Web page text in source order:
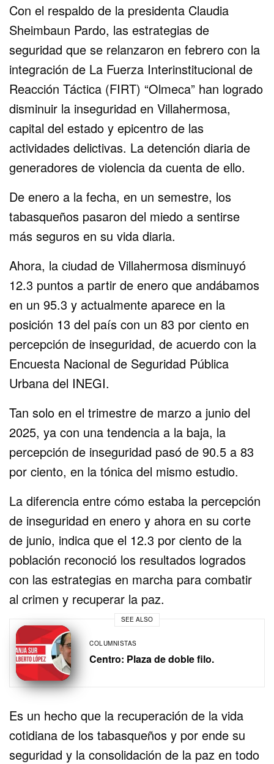
Con el respaldo de la presidenta Claudia
Sheimbaun Pardo, las estrategias de
seguridad que se relanzaron en febrero con la
integración de La Fuerza Interinstitucional de
Reacción Táctica (FIRT) “Olmeca” han logrado
disminuir la inseguridad en Villahermosa,
capital del estado y epicentro de las
actividades delictivas. La detención diaria de
generadores de violencia da cuenta de ello.
De enero a la fecha, en un semestre, los
tabasqueños pasaron del miedo a sentirse
más seguros en su vida diaria.
Ahora, la ciudad de Villahermosa disminuyó
12.3 puntos a partir de enero que andábamos
en un 95.3 y actualmente aparece en la
posición 13 del país con un 83 por ciento en
percepción de inseguridad, de acuerdo con la
Encuesta Nacional de Seguridad Pública
Urbana del INEGI.
Tan solo en el trimestre de marzo a junio del
2025, ya con una tendencia a la baja, la
percepción de inseguridad pasó de 90.5 a 83
por ciento, en la tónica del mismo estudio.
La diferencia entre cómo estaba la percepción
de inseguridad en enero y ahora en su corte
de junio, indica que el 12.3 por ciento de la
población reconoció los resultados logrados
con las estrategias en marcha para combatir
al crimen y recuperar la paz.
SEE ALSO
COLUMNISTAS
Centro: Plaza de doble filo.
Es un hecho que la recuperación de la vida
cotidiana de los tabasqueños y por ende su
seguridad y la consolidación de la paz en todo